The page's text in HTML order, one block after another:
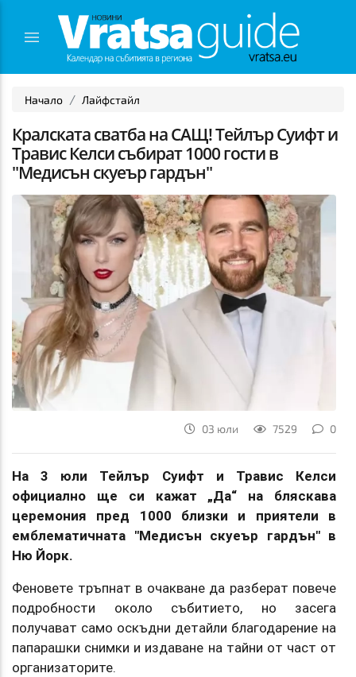
Начало Лайфстайл
Кралската сватба на САЩ! Тейлър Суифт и
Травис Келси събират 1000 гости в
"Медисън скуеър гардън"
03 юли 7529 0
На 3 юли Тейлър Суифт и Травис Келси
официално ще си кажат „Да“ на бляскава
церемония пред 1000 близки и приятели в
емблематичната "Медисън скуеър гардън" в
Ню Йорк.
Феновете тръпнат в очакване да разберат повече
подробности около събитието, но засега
получават само оскъдни детайли благодарение на
папарашки снимки и издаване на тайни от част от
организаторите.